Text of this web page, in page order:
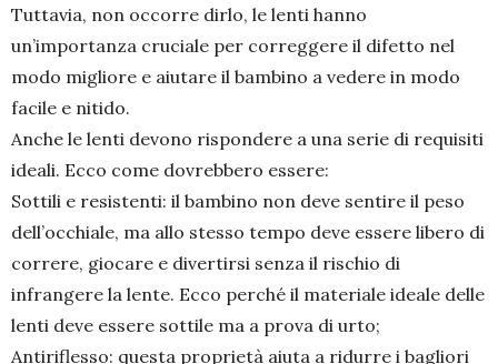
Tuttavia, non occorre dirlo, le lenti hanno
un’importanza cruciale per correggere il difetto nel
modo migliore e aiutare il bambino a vedere in modo
facile e nitido.
Anche le lenti devono rispondere a una serie di requisiti
ideali. Ecco come dovrebbero essere:
Sottili e resistenti: il bambino non deve sentire il peso
dell’occhiale, ma allo stesso tempo deve essere libero di
correre, giocare e divertirsi senza il rischio di
infrangere la lente. Ecco perché il materiale ideale delle
lenti deve essere sottile ma a prova di urto;
Antiriflesso: questa proprietà aiuta a ridurre i bagliori